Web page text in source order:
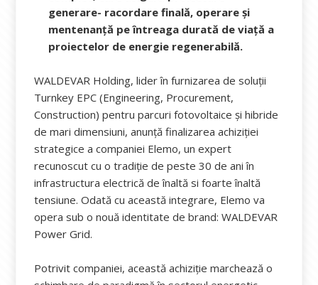
generare- racordare finală, operare și
mentenanță pe întreaga durată de viață a
proiectelor de energie regenerabilă.
WALDEVAR Holding, lider în furnizarea de soluții
Turnkey EPC (Engineering, Procurement,
Construction) pentru parcuri fotovoltaice și hibride
de mari dimensiuni, anunță finalizarea achiziției
strategice a companiei Elemo, un expert
recunoscut cu o tradiție de peste 30 de ani în
infrastructura electrică de înaltă si foarte înaltă
tensiune. Odată cu această integrare, Elemo va
opera sub o nouă identitate de brand: WALDEVAR
Power Grid.
Potrivit companiei, această achiziție marchează o